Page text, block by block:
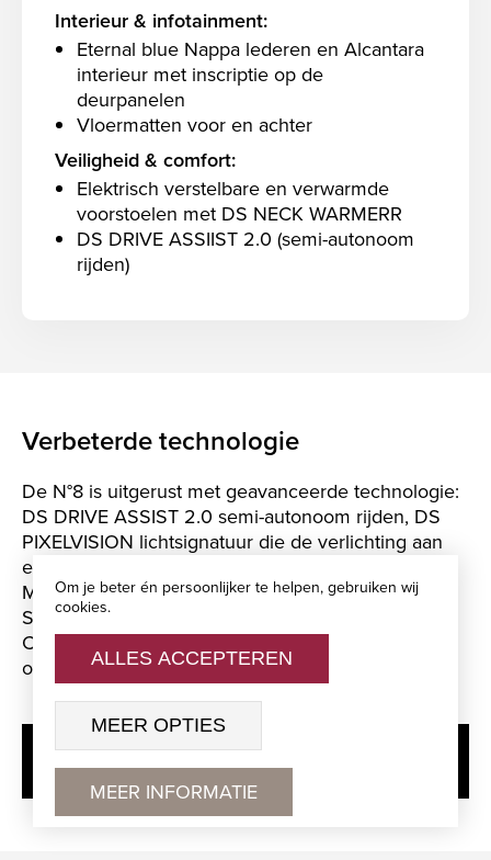
Om je beter én persoonlijker te helpen, gebruiken wij
cookies.
ALLES ACCEPTEREN
MEER OPTIES
MEER INFORMATIE
Interieur & infotainment:
Eternal blue Nappa lederen en Alcantara
interieur met inscriptie op de
deurpanelen
Vloermatten voor en achter
Veiligheid & comfort:
Elektrisch verstelbare en verwarmde
voorstoelen met DS NECK WARMERR
DS DRIVE ASSIIST 2.0 (semi-autonoom
rijden)
Verbeterde technologie
De N°8 is uitgerust met geavanceerde technologie:
DS DRIVE ASSIST 2.0 semi-autonoom rijden, DS
PIXELVISION lichtsignatuur die de verlichting aan
elke omgeving aanpast, DS DRIVER ATTENTION
MONITORING, DS NIGHT VISION, DS ACTIVE
SCAN SUSPENSION, PREDICTIVE CRUISE
CONTROL en nog veel meer voor een
ongeëvenaarde rijervaring.
BEKIJK ALLE TECHNOLOGISCHE
VOORZIENINGEN